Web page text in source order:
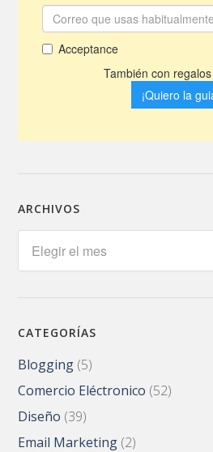
ARCHIVOS
CATEGORÍAS
Blogging (5)
Comercio Eléctronico (52)
Diseño (39)
Email Marketing (2)